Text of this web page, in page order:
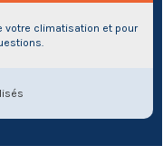
votre climatisation et pour